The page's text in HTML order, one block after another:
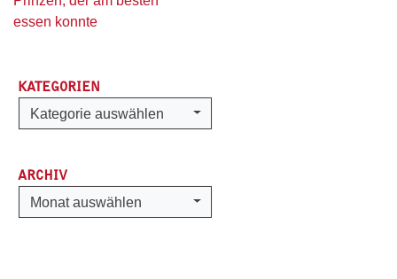
essen konnte
KATEGORIEN
Kategorien
Kategorie auswählen
ARCHIV
Archiv
Monat auswählen